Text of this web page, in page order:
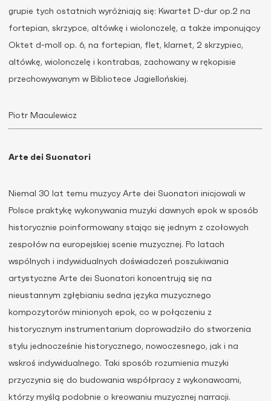
grupie tych ostatnich wyróżniają się: Kwartet D-dur op.2 na
fortepian, skrzypce, altówkę i wiolonczelę, a także imponujący
Oktet d-moll op. 6, na fortepian, flet, klarnet, 2 skrzypiec,
altówkę, wiolonczelę i kontrabas, zachowany w rękopisie
przechowywanym w Bibliotece Jagiellońskiej.
Piotr Maculewicz
Arte dei Suonatori
Niemal 30 lat temu muzycy Arte dei Suonatori inicjowali w
Polsce praktykę wykonywania muzyki dawnych epok w sposób
historycznie poinformowany stając się jednym z czołowych
zespołów na europejskiej scenie muzycznej. Po latach
wspólnych i indywidualnych doświadczeń poszukiwania
artystyczne Arte dei Suonatori koncentrują się na
nieustannym zgłębianiu sedna języka muzycznego
kompozytorów minionych epok, co w połączeniu z
historycznym instrumentarium doprowadziło do stworzenia
stylu jednocześnie historycznego, nowoczesnego, jak i na
wskroś indywidualnego. Taki sposób rozumienia muzyki
przyczynia się do budowania współpracy z wykonawcami,
którzy myślą podobnie o kreowaniu muzycznej narracji.